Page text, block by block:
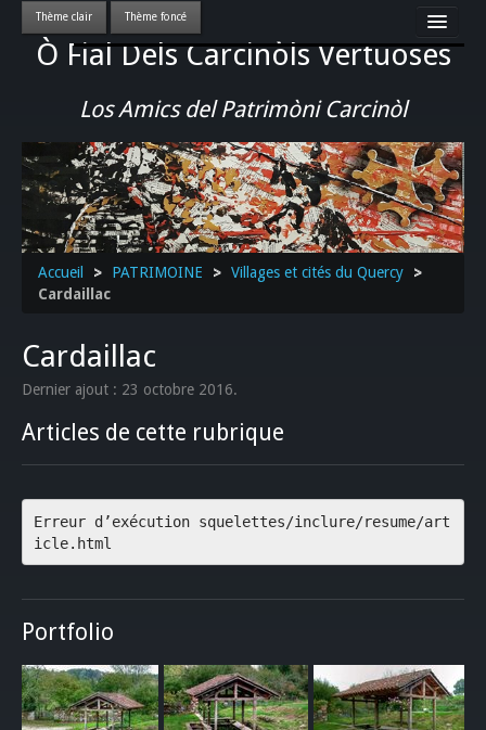
Ò Fial Dels Carcinòls Vertuoses
Los Amics del Patrimòni Carcinòl
Accueil
LES QUERCYNOIS & LEUR CULTURE
PATRIMOINE
GASTRONOMIE
ACTUALITE-CULTURE-EVENEMENTS LOCAUX
>>
Accueil > PATRIMOINE > Villages et cités du Quercy
>
Cardaillac
Cardaillac
Dernier ajout : 23 octobre 2016.
Articles de cette rubrique
Erreur d’exécution squelettes/inclure/resume/art
icle.html
Portfolio